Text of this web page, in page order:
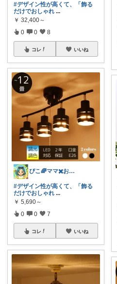
#デザイン性が高くて、「飾る
だけでおしゃれ ...
￥ 32,400～
0 0 8
コレ いいね
ぴこ🌈ママ✖️お洒落✖️お得
#デザイン性が高くて、「飾る
だけでおしゃれ ...
￥ 5,690～
0 0 7
コレ いいね